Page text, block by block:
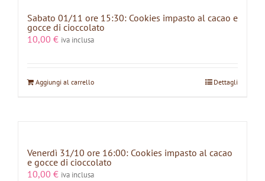
Sabato 01/11 ore 15:30: Cookies impasto al cacao e
gocce di cioccolato
10,00 € iva inclusa
Aggiungi al carrello Dettagli
Venerdì 31/10 ore 16:00: Cookies impasto al cacao
e gocce di cioccolato
10,00 € iva inclusa